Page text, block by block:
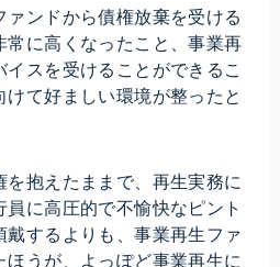
ンドから債権放棄を受ける
常に高くなったこと、事業再
スを受けることができるこ
て好ましい環境が整ったと
抱えたままで、再生実務に
に高圧的で不愉快なピント
するよりも、事業再生ファ
ほうが、よっぽど事業再生に